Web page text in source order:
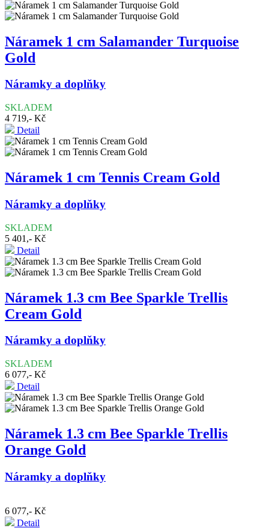
Náramek 1 cm Salamander Turquoise
Gold
Náramky a doplňky
SKLADEM
4 719,- Kč
Detail
Náramek 1 cm Tennis Cream Gold
Náramky a doplňky
SKLADEM
5 401,- Kč
Detail
Náramek 1.3 cm Bee Sparkle Trellis
Cream Gold
Náramky a doplňky
SKLADEM
6 077,- Kč
Detail
Náramek 1.3 cm Bee Sparkle Trellis
Orange Gold
Náramky a doplňky
6 077,- Kč
Detail